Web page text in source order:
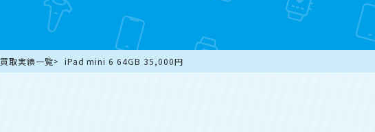
買取実績一覧 iPad mini 6 64GB 35,000円